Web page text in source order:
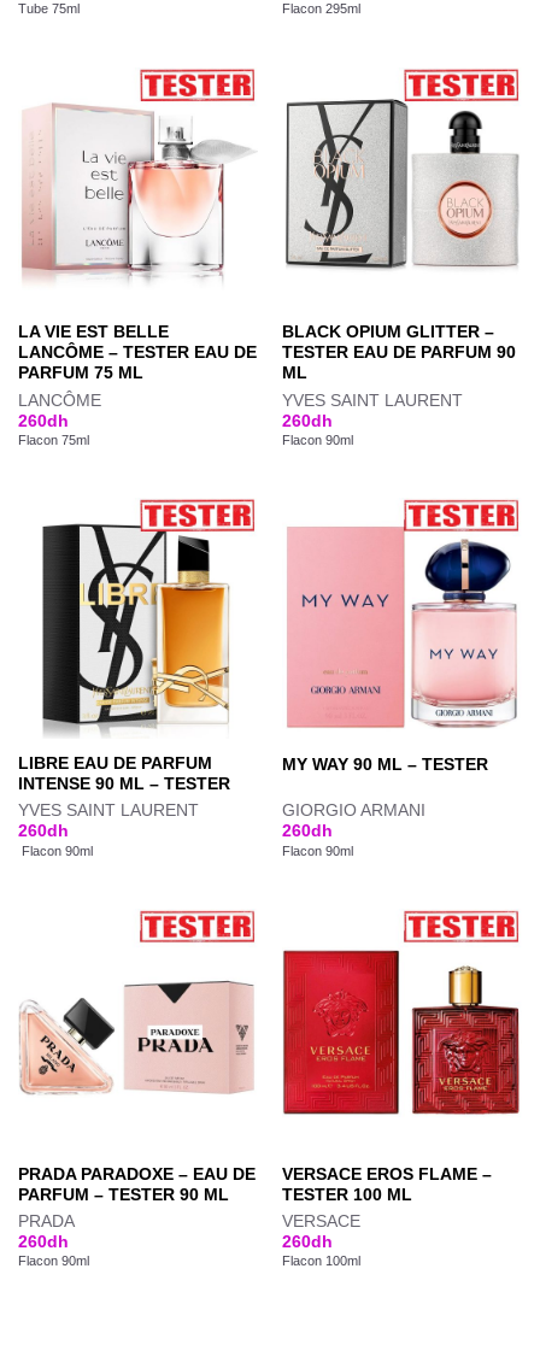
Tube 75ml Flacon 295ml
LA VIE EST BELLE
LANCÔME – TESTER EAU DE
PARFUM 75 ML
LANCÔME
260dh
Flacon 75ml
BLACK OPIUM GLITTER –
TESTER EAU DE PARFUM 90
ML
YVES SAINT LAURENT
260dh
Flacon 90ml
LIBRE EAU DE PARFUM
INTENSE 90 ML – TESTER
YVES SAINT LAURENT
260dh
Flacon 90ml
MY WAY 90 ML – TESTER
GIORGIO ARMANI
260dh
Flacon 90ml
PRADA PARADOXE – EAU DE
PARFUM – TESTER 90 ML
PRADA
260dh
Flacon 90ml
VERSACE EROS FLAME –
TESTER 100 ML
VERSACE
260dh
Flacon 100ml